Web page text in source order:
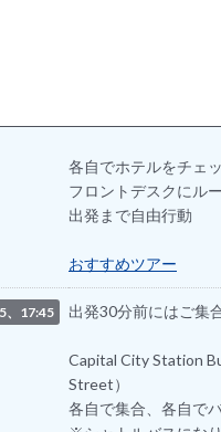
各自でホテルをチェ
フロントデスクにル
出発まで自由行動
おすすめツアー
、17:45 出発30分前にはご集
Capital City Station
Street）
各自で集合、各自で